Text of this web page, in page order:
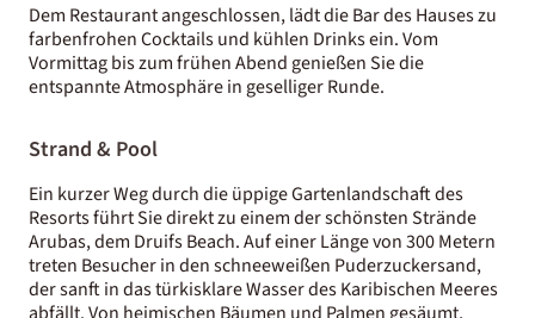
Dem Restaurant angeschlossen, lädt die Bar des Hauses zu
farbenfrohen Cocktails und kühlen Drinks ein. Vom
Vormittag bis zum frühen Abend genießen Sie die
entspannte Atmosphäre in geselliger Runde.
Strand & Pool
Ein kurzer Weg durch die üppige Gartenlandschaft des
Resorts führt Sie direkt zu einem der schönsten Strände
Arubas, dem Druifs Beach. Auf einer Länge von 300 Metern
treten Besucher in den schneeweißen Puderzuckersand,
der sanft in das türkisklare Wasser des Karibischen Meeres